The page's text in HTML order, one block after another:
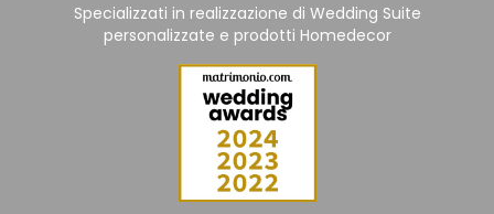
Specializzati in realizzazione di Wedding Suite
personalizzate e prodotti Homedecor